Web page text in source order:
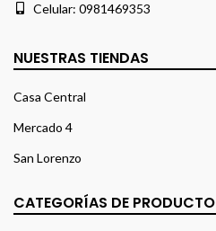
Celular: 0981469353
NUESTRAS TIENDAS
Casa Central
Mercado 4
San Lorenzo
CATEGORÍAS DE PRODUCTO